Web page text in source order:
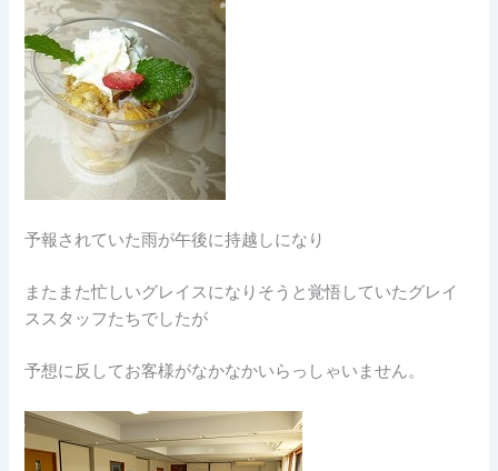
予報されていた雨が午後に持越しになり
またまた忙しいグレイスになりそうと覚悟していたグレイ
ススタッフたちでしたが
予想に反してお客様がなかなかいらっしゃいません。